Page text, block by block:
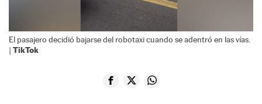
El pasajero decidió bajarse del robotaxi cuando se adentró en las vías.
| TikTok